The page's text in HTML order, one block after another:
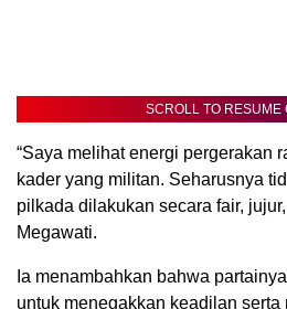
SCROLL TO RESUME
“Saya melihat energi pergerakan
kader yang militan. Seharusnya
pilkada dilakukan secara fair,
Megawati.
Ia menambahkan bahwa
untuk menegakkan keadilan serta